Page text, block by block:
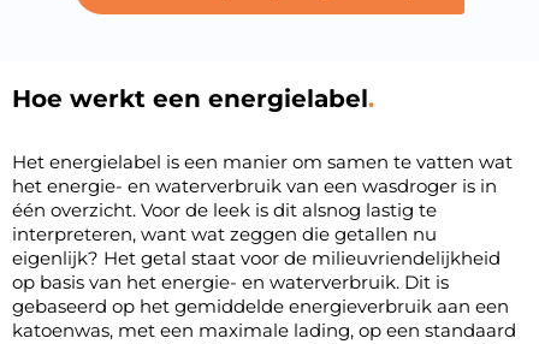
Hoe werkt een energielabel
Het energielabel is een manier om samen te vatten wat
het energie- en waterverbruik van een wasdroger is in
één overzicht. Voor de leek is dit alsnog lastig te
interpreteren, want wat zeggen die getallen nu
eigenlijk? Het getal staat voor de milieuvriendelijkheid
op basis van het energie- en waterverbruik. Dit is
gebaseerd op het gemiddelde energieverbruik aan een
katoenwas, met een maximale lading, op een standaard